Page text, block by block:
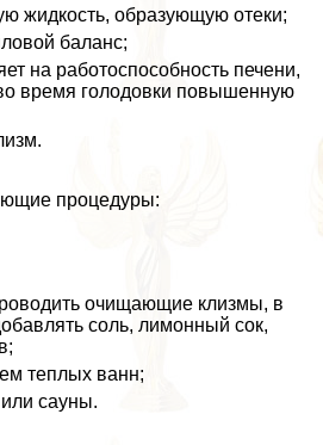
жидкость, образующую отеки;
баланс;
на работоспособность печени,
время голодовки повышенную
процедуры:
очищающие клизмы, в
соль, лимонный сок,
теплых ванн;
сауны.